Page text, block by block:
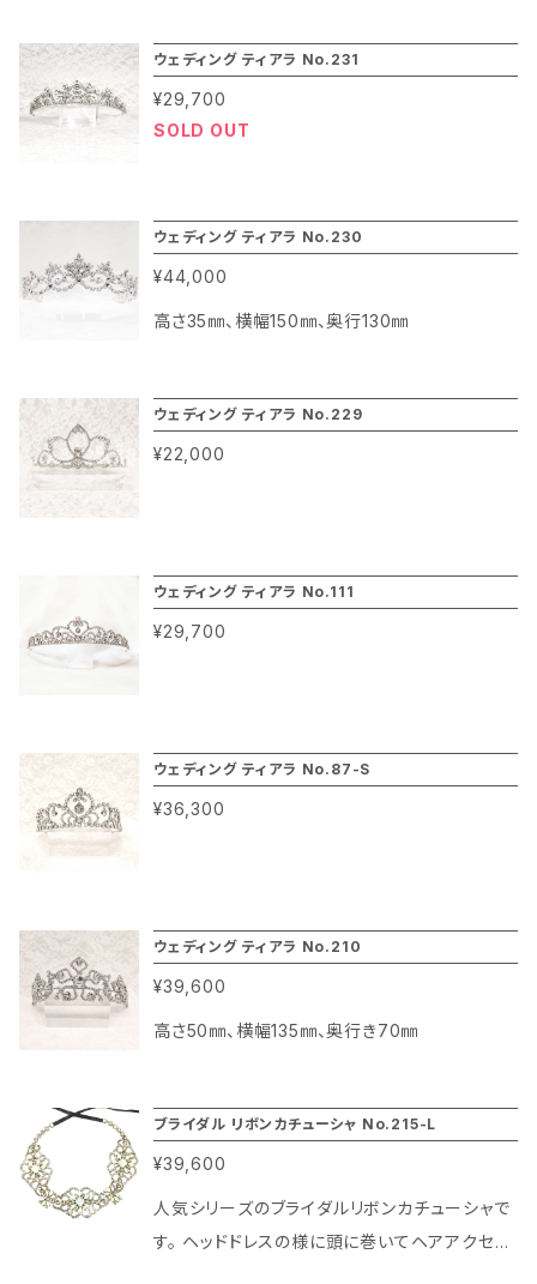
ぐお申し込みくださいませ！ ブライダルアクセサ
リー マリコは百貨店内で30年以上にわたりパ
ーティー＆ブライダルの花嫁さまやゲストの皆
サリーブランドです。 ジュエリー仕様のエリトメ
見ても動く度にクリスタルの華やかな輝きを楽し
む事が出来ます。 デコルテラインが目立つハート
カットやオフショルダー、ストレートビスチェタイ
ります。
ウェディング ティアラ No.231
¥29,700
SOLD OUT
ウェディング ティアラ No.230
¥44,000
高さ35㎜、横幅150㎜、奥行130㎜
ウェディング ティアラ No.229
¥22,000
ウェディング ティアラ No.111
¥29,700
ウェディング ティアラ No.87-S
¥36,300
ウェディング ティアラ No.210
¥39,600
高さ50㎜、横幅135㎜、奥行き70㎜
ブライダル リボンカチューシャ No.215-L
¥39,600
人気シリーズのブライダルリボンカチューシャで
す。 ヘッドドレスの様に頭に巻いてヘアアクセサ